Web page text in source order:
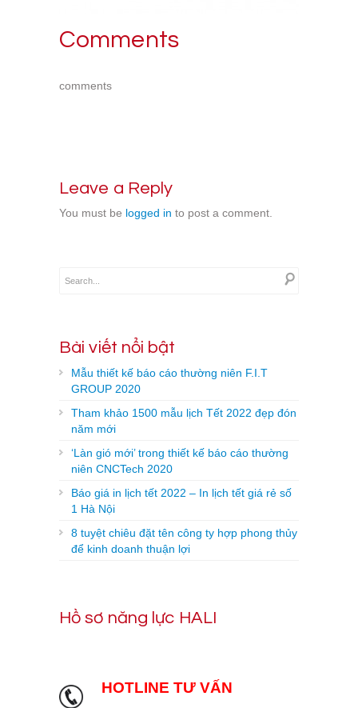
Comments
comments
Leave a Reply
You must be logged in to post a comment.
Bài viết nổi bật
Mẫu thiết kế báo cáo thường niên F.I.T
GROUP 2020
Tham khảo 1500 mẫu lịch Tết 2022 đẹp đón
năm mới
‘Làn gió mới’ trong thiết kế báo cáo thường
niên CNCTech 2020
Báo giá in lịch tết 2022 – In lịch tết giá rẻ số
1 Hà Nội
8 tuyệt chiêu đặt tên công ty hợp phong thủy
để kinh doanh thuận lợi
Hồ sơ năng lực HALI
HOTLINE TƯ VẤN